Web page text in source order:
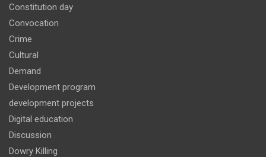
Constitution day
Convocation
Crime
Cultural
Demand
Development program
development projects
Digital education
Discussion
Dowry Killing